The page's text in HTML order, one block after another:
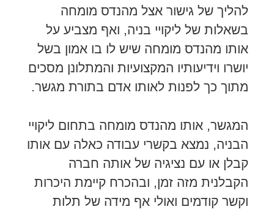
להליך של גישור אצל מהנדס מומחה
בשאלות של ליקויי בניה, ואף מצביע על
אותו מהנדס מומחה שיש לו בו אמון בשל
יושרו וידיעותיו המקצועיות והמתלונן מסכים
מתוך כך לפנות לאותו אדם בתורת מגשר.
המגשר, אותו מהנדס מומחה בתחום ליקויי
הבניה, נמצא בקשרי עבודה כאלה עם אותו
קבלן או עם נציגיה של אותה חברה
הקבלנית מזה זמן, ובהכרח קיימת היכרות
וקשר קודמים ואולי אף מידה של תלות